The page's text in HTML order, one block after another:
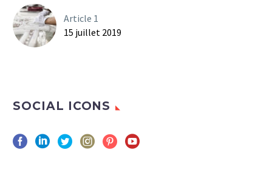
Article 1
15 juillet 2019
SOCIAL ICONS